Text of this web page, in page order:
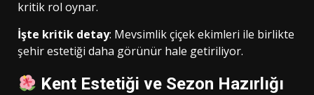
kritik rol oynar.
İşte kritik detay: Mevsimlik çiçek ekimleri ile birlikte
şehir estetiği daha görünür hale getiriliyor.
Kent Estetiği ve Sezon Hazırlığı